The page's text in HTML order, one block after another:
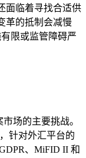
面临着寻找合适供
革的抵制会减慢
限或监管障碍严
场的主要挑战。
针对外汇平台的
、MiFID II 和